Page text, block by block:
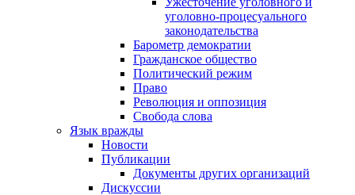
уголовно-процесуального
законодательства
Барометр демократии
Гражданское общество
Политический режим
Право
Революция и оппозиция
Свобода слова
Язык вражды
Новости
Публикации
Документы других организаций
Дискуссии